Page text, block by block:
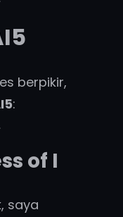
berpikir,
:
of I
saya